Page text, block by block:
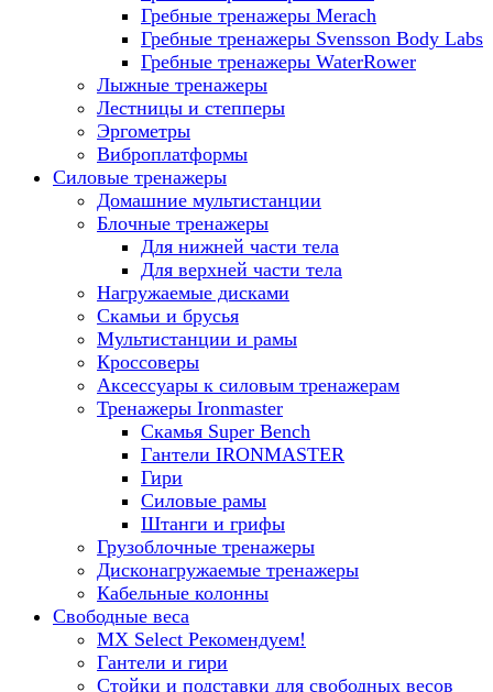
Гребные тренажеры Merach
Гребные тренажеры Svensson Body Labs
Гребные тренажеры WaterRower
Лыжные тренажеры
Лестницы и степперы
Эргометры
Виброплатформы
Силовые тренажеры
Домашние мультистанции
Блочные тренажеры
Для нижней части тела
Для верхней части тела
Нагружаемые дисками
Скамьи и брусья
Мультистанции и рамы
Кроссоверы
Аксессуары к силовым тренажерам
Тренажеры Ironmaster
Скамья Super Bench
Гантели IRONMASTER
Гири
Силовые рамы
Штанги и грифы
Грузоблочные тренажеры
Дисконагружаемые тренажеры
Кабельные колонны
Свободные веса
MX Select Рекомендуем!
Гантели и гири
Стойки и подставки для свободных весов